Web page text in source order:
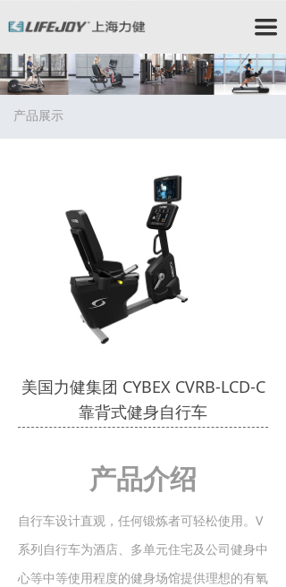
끀
驰跑步机/StarTrac跑步机/星驰健身器材/赛佰斯/赛佰斯
跑步机/CYBEX/赛佰斯健身器材/力健器械/力健
机/Lifefitness健身器材/时保雅跑步机/SportsArt跑步机/
时保雅健身器材/时保雅康复器材/时保雅康复设备
美国力健集团 CYBEX CVRB-LCD-C
靠背式健身自行车
产品介绍
自行车设计直观，任何锻炼者可轻松使用。V
系列自行车为酒店、多单元住宅及公司健身中
心等中等使用程度的健身场馆提供理想的有氧
产品展示